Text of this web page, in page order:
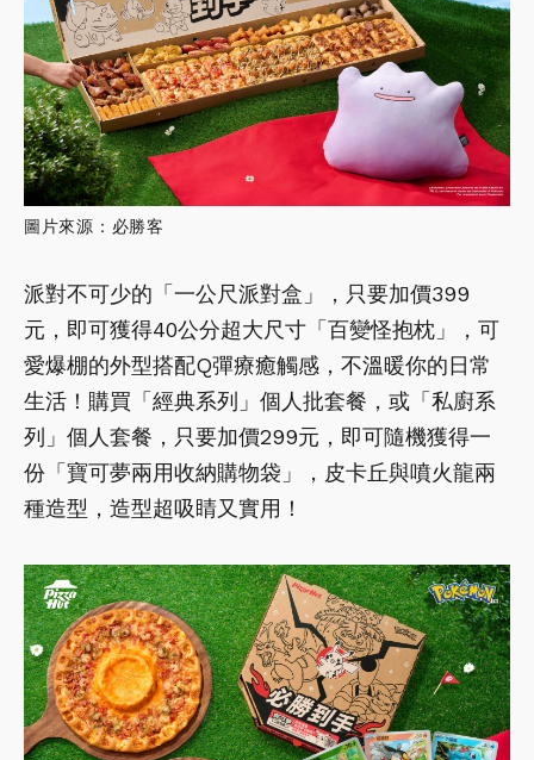
圖片來源：必勝客
派對不可少的「一公尺派對盒」，只要加價399
元，即可獲得40公分超大尺寸「百變怪抱枕」，可
愛爆棚的外型搭配Q彈療癒觸感，不溫暖你的日常
生活！購買「經典系列」個人批套餐，或「私廚系
列」個人套餐，只要加價299元，即可隨機獲得一
份「寶可夢兩用收納購物袋」，皮卡丘與噴火龍兩
種造型，造型超吸睛又實用！